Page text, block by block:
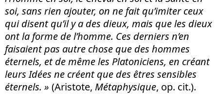
soi, sans rien ajouter, on ne fait qu’imiter ceux
qui disent qu’il y a des dieux, mais que les dieux
ont la forme de l’homme. Ces derniers n’en
faisaient pas autre chose que des hommes
éternels, et de même les Platoniciens, en créant
leurs Idées ne créent que des êtres sensibles
éternels. » (Aristote, Métaphysique, op. cit.).